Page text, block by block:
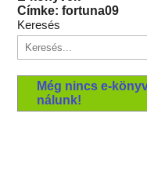
Címke: fortuna09
Keresés
Még nincs e-
nálunk!